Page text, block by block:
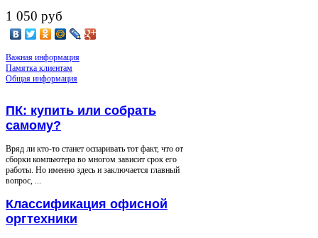
1 050 руб
Важная информация
Памятка клиентам
Общая информация
ПК: купить или собрать
самому?
Вряд ли кто-то станет оспаривать тот факт, что от
сборки компьютера во многом зависит срок его
работы. Но именно здесь и заключается главный
вопрос, ...
Классификация офисной
оргтехники